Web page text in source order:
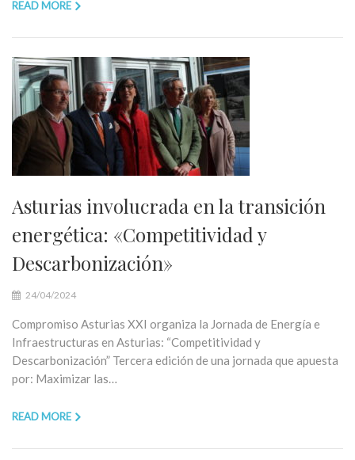
READ MORE
Asturias involucrada en la transición
energética: «Competitividad y
Descarbonización»
24/04/2024
Compromiso Asturias XXI organiza la Jornada de Energía e
Infraestructuras en Asturias: “Competitividad y
Descarbonización” Tercera edición de una jornada que apuesta
por: Maximizar las…
READ MORE